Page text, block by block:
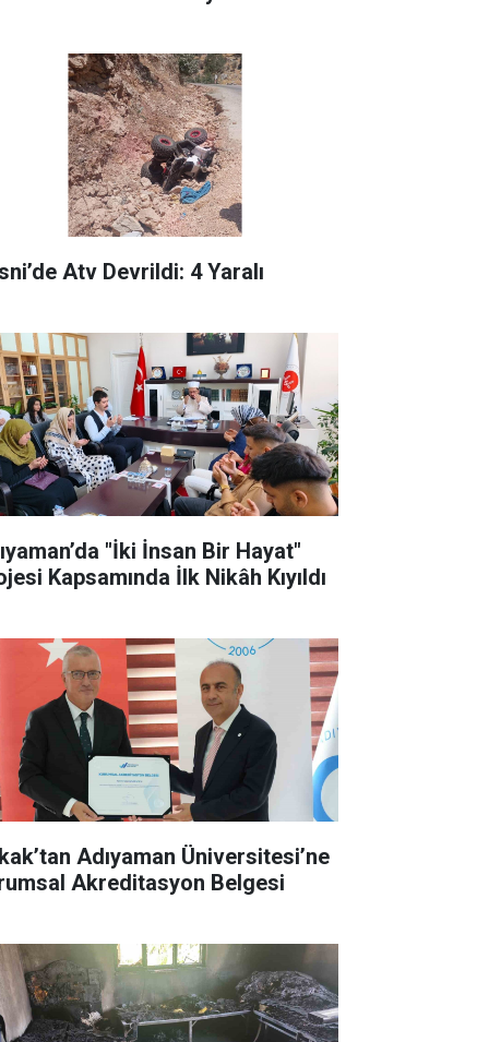
Atv Devrildi: 4 Yaralı
"İki İnsan Bir Hayat"
Kapsamında İlk Nikâh Kıyıldı
Adıyaman Üniversitesi’ne
Akreditasyon Belgesi